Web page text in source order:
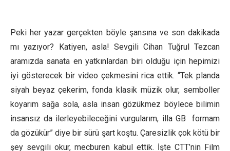
Peki her yazar gerçekten böyle şansına ve son dakikada
mı yazıyor? Katiyen, asla! Sevgili Cihan Tuğrul Tezcan
aramızda sanata en yatkınlardan biri olduğu için hepimizi
iyi gösterecek bir video çekmesini rica ettik. “Tek planda
siyah beyaz çekerim, fonda klasik müzik olur, semboller
koyarım sağa sola, asla insan gözükmez böylece bilimin
insansız da ilerleyebileceğini vurgularım, illa GB formam
da gözükür” diye bir sürü şart koştu. Çaresizlik çok kötü bir
şey sevgili okur, mecburen kabul ettik. İşte CTT’nin Film